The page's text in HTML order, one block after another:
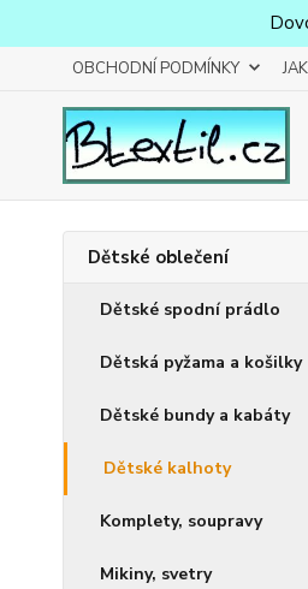
OBCHODNÍ PODMÍNKY
Dětské oblečení
Dětské spodní prádlo
Dětská pyžama a košilky
Dětské bundy a kabáty
Dětské kalhoty
Komplety, soupravy
Mikiny, svetry